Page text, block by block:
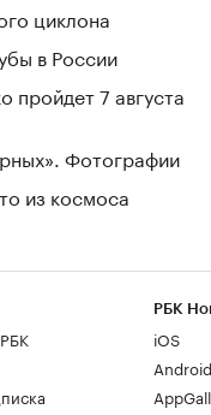
циклона
в России
7 августа
Фотографии
из космоса
РБК
iOS
Android